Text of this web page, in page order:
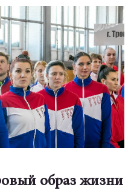
образ жизни